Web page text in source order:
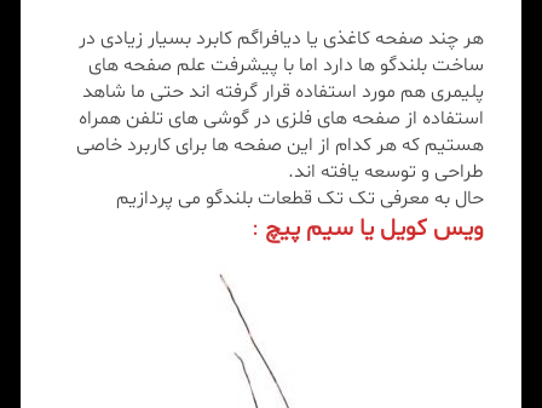
هر چند صفحه کاغذی یا دیافراگم کابرد بسیار زیادی در
ساخت بلندگو ها دارد اما با پیشرفت علم صفحه های
پلیمری هم مورد استفاده قرار گرفته اند حتی ما شاهد
استفاده از صفحه های فلزی در گوشی های تلفن همراه
هستیم که هر کدام از این صفحه ها برای کاربرد خاصی
طراحی و توسعه یافته اند.
حال به معرفی تک تک قطعات بلندگو می پردازیم
ویس کویل یا سیم پیچ :